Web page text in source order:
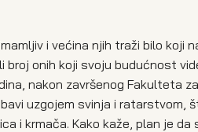
i većina njih traži bilo koji
onih koji svoju budućnost
nakon završenog Fakulteta
uzgojem svinja i ratarstvom,
i krmača. Kako kaže, plan je